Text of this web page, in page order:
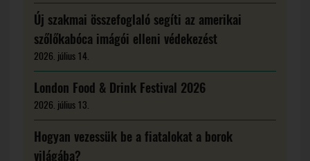
Új szakmai összefoglaló segíti az amerikai
szőlőkabóca imágói elleni védekezést
2026. július 14.
London Food & Drink Festival 2026
2026. július 13.
Hogyan vezessük be a fiatalokat a borok
világába?